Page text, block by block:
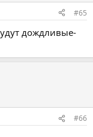
#65
дождливые-
#66